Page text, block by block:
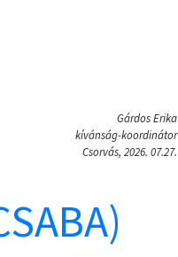
Gárdos Erika
kívánság-koordinátor
Csorvás, 2026. 07.27.